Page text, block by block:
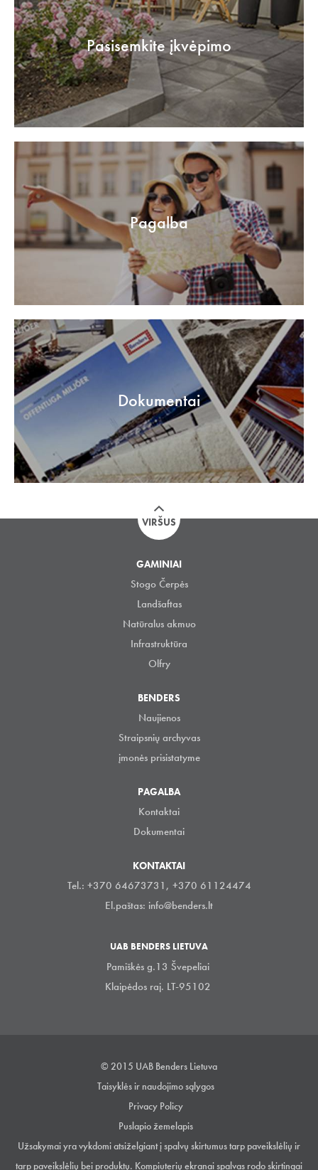
Pasisemkite įkvėpimo
Pagalba
Dokumentai
VIRŠUS
GAMINIAI
Stogo Čerpės
Landšaftas
Natūralus akmuo
Infrastruktūra
Olfry
BENDERS
Naujienos
Straipsnių archyvas
įmonės prisistatyme
PAGALBA
Kontaktai
Dokumentai
KONTAKTAI
Tel.: +370 64673731, +370 61124474
El.paštas: info@benders.lt
UAB BENDERS LIETUVA
Pamiškės g.13 Švepeliai
Klaipėdos raj. LT-95102
© 2015 UAB Benders Lietuva
Taisyklės ir naudojimo sąlygos
Privacy Policy
Puslapio žemelapis
Užsakymai yra vykdomi atsiželgiant į spalvų skirtumus tarp paveikslėlių ir
tarp paveikslėlių bei produktų. Kompiuterių ekranai spalvas rodo skirtingai